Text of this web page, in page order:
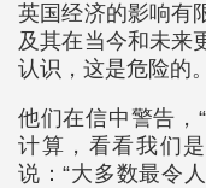
英国经济的影响有
及其在当今和未来
认识，这是危险的
他们在信中警告，
计算，看看我们
说：“大多数最令